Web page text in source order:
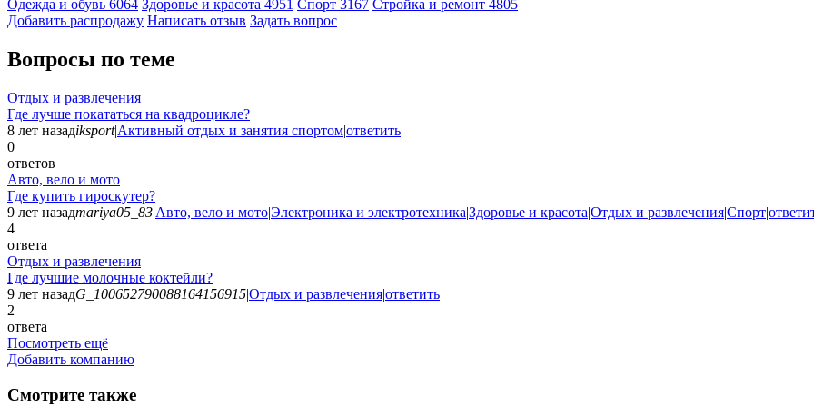
Одежда и обувь 6064 Здоровье и красота 4951 Спорт 3167 Стройка и ремонт 4805
Добавить раcпродажу Написать отзыв Задать вопрос
Вопросы по теме
Отдых и развлечения
Где лучше покататься на квадроцикле?
8 лет назадiksport|Активный отдых и занятия спортом|ответить
0
ответов
Авто, вело и мото
Где купить гироскутер?
9 лет назадmariya05_83|Авто, вело и мото|Электроника и электротехника|Здоровье и красота|Отдых и развлечения|Спорт|
4
ответа
Отдых и развлечения
Где лучшие молочные коктейли?
9 лет назадG_100652790088164156915|Отдых и развлечения|ответить
2
ответа
Посмотреть ещё
Добавить компанию
Смотрите также